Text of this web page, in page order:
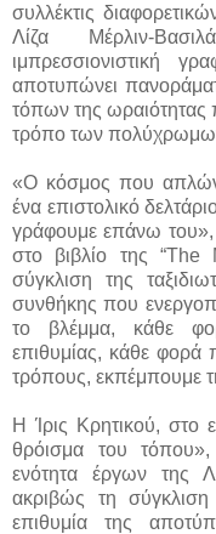
συλλέκτις
Λίζα Μέρλιν-
ιμπρεσσιονιστική
αποτυπώνει
τόπων της ωραιότητας
τρόπο των
«O κόσμος που
ένα επιστολικό
γράφουμε επάνω
στο βιβλίο της “The
σύγκλιση της
συνθήκης που
το βλέμμα, κάθε
επιθυμίας, κάθε φορά
τρόπους, εκπέμπουμε
Η Ίρις Κρητικού, στο
θρόισμα του τόπου»,
ενότητα έργων της
ακριβώς τη
επιθυμία της